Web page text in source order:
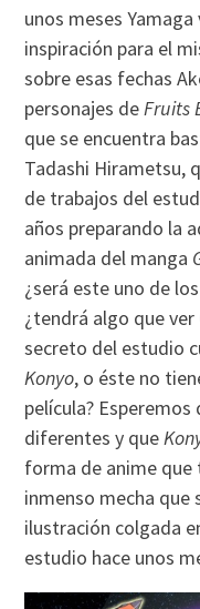
unos meses
inspiración para el
sobre esas fechas
personajes deFruits
que se encuentra
Tadashi Hirametsu,
de trabajos del
años preparando la
animada del manga
¿será este uno de
¿tendrá algo que
secreto del estudio
Konyo, o éste no
película?
diferentes y que
forma de anime
inmenso mecha que
ilustración colgada
estudio hace unos